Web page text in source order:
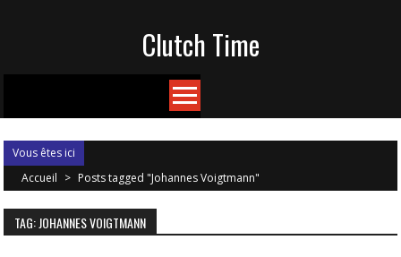
Clutch Time
Vous êtes ici
Accueil > Posts tagged "Johannes Voigtmann"
TAG: JOHANNES VOIGTMANN